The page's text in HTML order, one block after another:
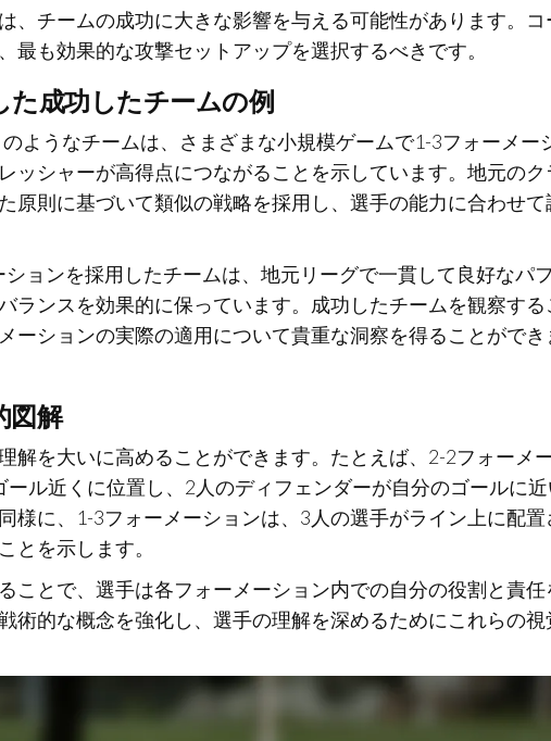
、チームの成功に大きな影響を与える可能性があります。コ
も効果的な攻撃セットアップを選択するべきです。
た成功したチームの例
ようなチームは、さまざまな小規模ゲームで1-3フォーメー
ッシャーが高得点につながることを示しています。地元のク
原則に基づいて類似の戦略を採用し、選手の能力に合わせて
ョンを採用したチームは、地元リーグで一貫して良好なパ
ランスを効果的に保っています。成功したチームを観察する
ーションの実際の適用について貴重な洞察を得ることができ
図解
解を大いに高めることができます。たとえば、2-2フォーメ
ル近くに位置し、2人のディフェンダーが自分のゴールに近
様に、1-3フォーメーションは、3人の選手がライン上に配置
とを示します。
ことで、選手は各フォーメーション内での自分の役割と責任
術的な概念を強化し、選手の理解を深めるためにこれらの視